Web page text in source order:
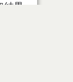
結果